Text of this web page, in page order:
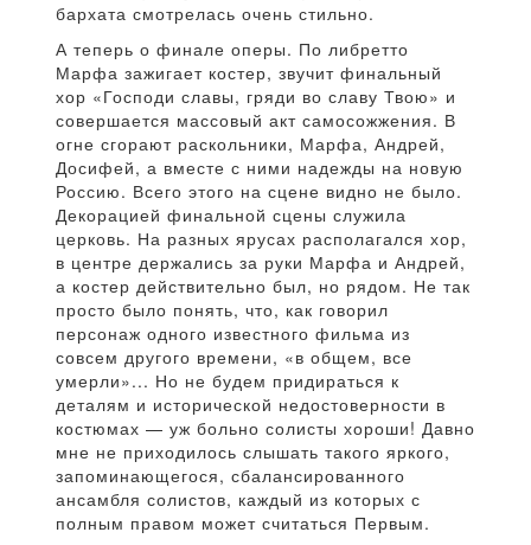
бархата смотрелась очень стильно.
А теперь о финале оперы. По либретто
Марфа зажигает костер, звучит финальный
хор «Господи славы, гряди во славу Твою» и
совершается массовый акт самосожжения. В
огне сгорают раскольники, Марфа, Андрей,
Досифей, а вместе с ними надежды на новую
Россию. Всего этого на сцене видно не было.
Декорацией финальной сцены служила
церковь. На разных ярусах располагался хор,
в центре держались за руки Марфа и Андрей,
а костер действительно был, но рядом. Не так
просто было понять, что, как говорил
персонаж одного известного фильма из
совсем другого времени, «в общем, все
умерли»... Но не будем придираться к
деталям и исторической недостоверности в
костюмах — уж больно солисты хороши! Давно
мне не приходилось слышать такого яркого,
запоминающегося, сбалансированного
ансамбля солистов, каждый из которых с
полным правом может считаться Первым.